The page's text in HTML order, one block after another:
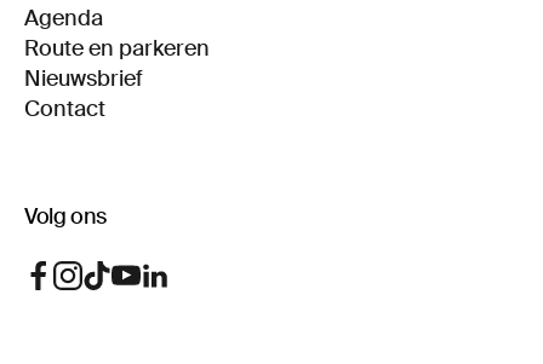
Agenda
Route en parkeren
Nieuwsbrief
Contact
Volg ons